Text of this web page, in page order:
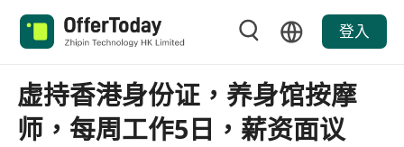
登入
虚持香港身份证，养身馆按摩
师，每周工作5日，薪资面议